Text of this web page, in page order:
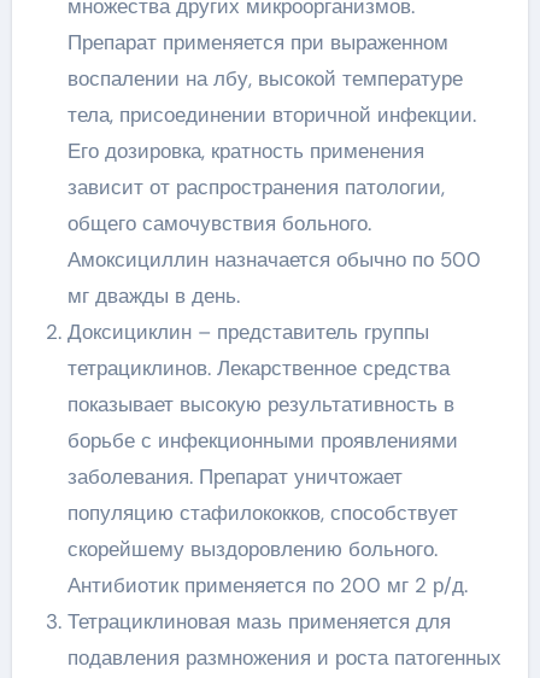
множества других микроорганизмов.
Препарат применяется при выраженном
воспалении на лбу, высокой температуре
тела, присоединении вторичной инфекции.
Его дозировка, кратность применения
зависит от распространения патологии,
общего самочувствия больного.
Амоксициллин назначается обычно по 500
мг дважды в день.
Доксициклин – представитель группы
тетрациклинов. Лекарственное средства
показывает высокую результативность в
борьбе с инфекционными проявлениями
заболевания. Препарат уничтожает
популяцию стафилококков, способствует
скорейшему выздоровлению больного.
Антибиотик применяется по 200 мг 2 р/д.
Тетрациклиновая мазь применяется для
подавления размножения и роста патогенных